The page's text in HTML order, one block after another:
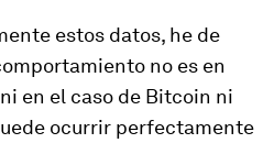
estos datos, he de
no es en
en el caso de Bitcoin ni
ocurrir perfectamente